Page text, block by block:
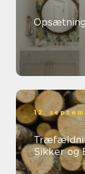
12.
Sikker og